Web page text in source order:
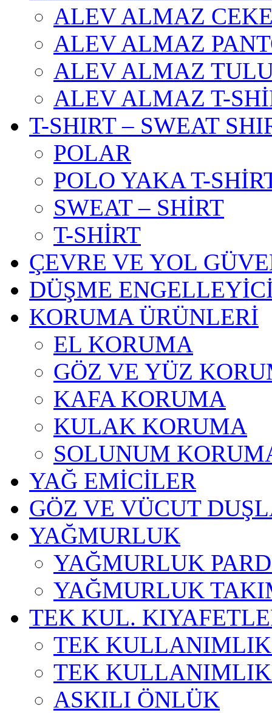
ALEV ALMAZ
ALEV ALMAZ
ALEV ALMAZ
ALEV ALMAZ T-
T-SHIRT – SWEAT
POLAR
POLO YAKA T-
SWEAT – SHİRT
T-SHİRT
ÇEVRE VE YOL
DÜŞME
KORUMA ÜRÜNLERİ
EL KORUMA
GÖZ VE YÜZ
KAFA KORUMA
KULAK KORUMA
SOLUNUM
YAĞ EMİCİLER
GÖZ VE VÜCUT
YAĞMURLUK
YAĞMURLUK
YAĞMURLUK
TEK KUL.
TEK
TEK
ASKILI ÖNLÜK